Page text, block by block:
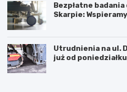
Bezpłatne
Skarpie:
Utrudnienia na ul.
już od